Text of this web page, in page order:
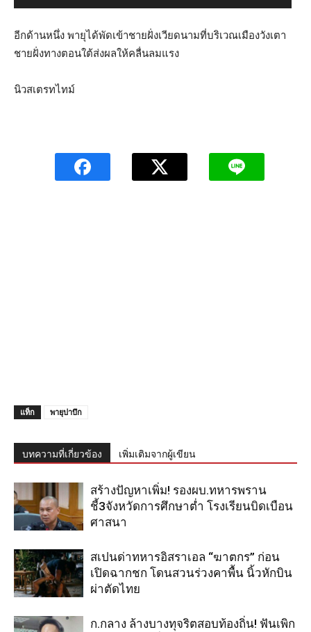
อีกด้านหนึ่ง พายุได้พัดเข้าชายฝั่งเวียดนามที่บริเวณเมืองวังเตา
ชายฝั่งทางตอนใต้ส่งผลให้คลื่นลมแรง
นิวสเตรทไทม์
แท็ก พายุปาบึก
บทความที่เกี่ยวข้อง เพิ่มเติมจากผู้เขียน
สร้างปัญหาเพิ่ม! รองผบ.ทหารพราน
ชี้3จังหวัดการศึกษาต่ำ โรงเรียนบิดเบือน
ศาสนา
สเปนด่าทหารอิสราเอล “ฆาตกร” ก่อน
เปิดฉากชก โดนสวนร่วงคาพื้น นิ้วหักบิน
ผ่าตัดไทย
ก.กลาง ล้างบางทุจริตสอบท้องถิ่น! ฟันเพิก